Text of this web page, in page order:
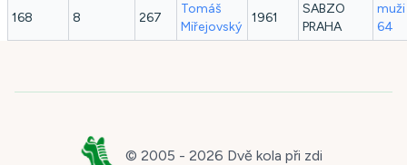
168 8 267
Tomáš
Miřejovský
1961
SABZO
PRAHA
64
© 2005 - 2026 Dvě kola při zdi